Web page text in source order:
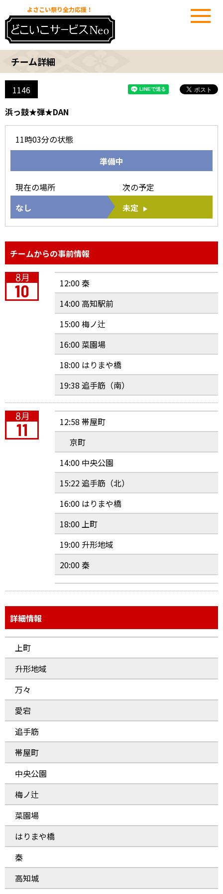
よさこい祭り全力応援！
チーム詳細
1146
浜っ鼓★弾★DAN
11時03分の状態
準備中
現在の場所
なし
次の予定
未定
チームからの事前情報
12:00 秦
14:00 高知駅前
15:00 梅ノ辻
16:00 菜園場
18:00 はりまや橋
19:38 追手筋（南）
12:58 帯屋町
京町
14:00 中央公園
15:22 追手筋（北）
16:00 はりまや橋
18:00 上町
19:00 升形地域
20:00 秦
詳細情報
上町
升形地域
万々
愛宕
追手筋
帯屋町
中央公園
梅ノ辻
菜園場
はりまや橋
秦
高知城